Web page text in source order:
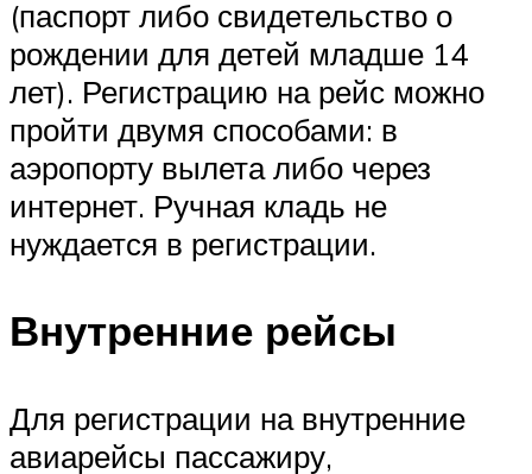
(паспорт либо свидетельство о
рождении для детей младше 14
лет). Регистрацию на рейс можно
пройти двумя способами: в
аэропорту вылета либо через
интернет. Ручная кладь не
нуждается в регистрации.
Внутренние рейсы
Для регистрации на внутренние
авиарейсы пассажиру,